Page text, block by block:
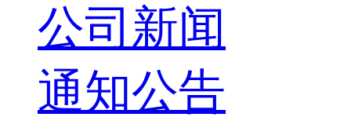
公司新闻
通知公告